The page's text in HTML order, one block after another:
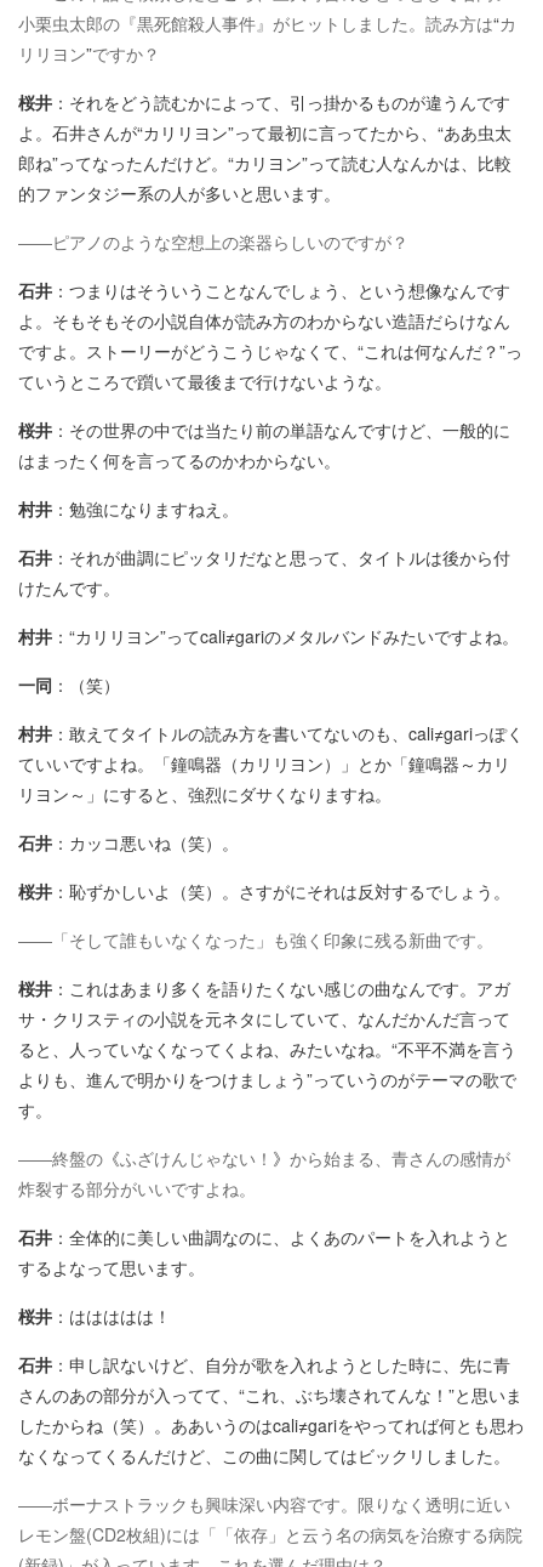
小栗虫太郎の『黒死館殺人事件』がヒットしました。読み方は“カ
リリヨン”ですか？
桜井 ：それをどう読むかによって、引っ掛かるものが違うんです
よ。石井さんが“カリリヨン”って最初に言ってたから、“ああ虫太
郎ね”ってなったんだけど。“カリヨン”って読む人なんかは、比較
的ファンタジー系の人が多いと思います。
――ピアノのような空想上の楽器らしいのですが？
石井 ：つまりはそういうことなんでしょう、という想像なんです
よ。そもそもその小説自体が読み方のわからない造語だらけなん
ですよ。ストーリーがどうこうじゃなくて、“これは何なんだ？”っ
ていうところで躓いて最後まで行けないような。
桜井 ：その世界の中では当たり前の単語なんですけど、一般的に
はまったく何を言ってるのかわからない。
村井 ：勉強になりますねえ。
石井 ：それが曲調にピッタリだなと思って、タイトルは後から付
けたんです。
村井 ：“カリリヨン”ってcali≠gariのメタルバンドみたいですよね。
一同 ：（笑）
村井 ：敢えてタイトルの読み方を書いてないのも、cali≠gariっぽく
ていいですよね。「鐘鳴器（カリリヨン）」とか「鐘鳴器～カリ
リヨン～」にすると、強烈にダサくなりますね。
石井 ：カッコ悪いね（笑）。
桜井 ：恥ずかしいよ（笑）。さすがにそれは反対するでしょう。
――「そして誰もいなくなった」も強く印象に残る新曲です。
桜井 ：これはあまり多くを語りたくない感じの曲なんです。アガ
サ・クリスティの小説を元ネタにしていて、なんだかんだ言って
ると、人っていなくなってくよね、みたいなね。“不平不満を言う
よりも、進んで明かりをつけましょう”っていうのがテーマの歌で
す。
――終盤の 《ふざけんじゃない！ 》 から始まる、青さんの感情が
炸裂する部分がいいですよね。
石井 ：全体的に美しい曲調なのに、よくあのパートを入れようと
するよなって思います。
桜井 ：ははははは！
石井 ：申し訳ないけど、自分が歌を入れようとした時に、先に青
さんのあの部分が入ってて、“これ、ぶち壊されてんな！”と思いま
したからね（笑）。ああいうのはcali≠gariをやってれば何とも思わ
なくなってくるんだけど、この曲に関してはビックリしました。
――ボーナストラックも興味深い内容です。限りなく透明に近い
レモン盤(CD2枚組)には「「依存」と云う名の病気を治療する病院